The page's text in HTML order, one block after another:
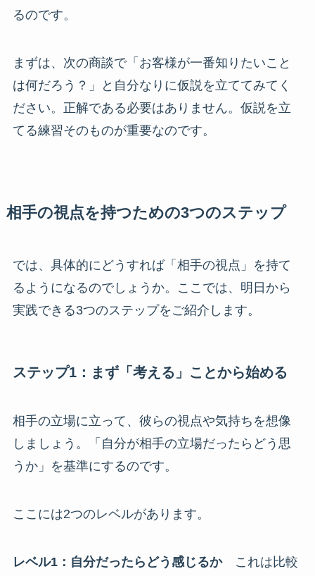
るのです。
まずは、次の商談で「お客様が一番知りたいこと
は何だろう？」と自分なりに仮説を立ててみてく
ださい。正解である必要はありません。仮説を立
てる練習そのものが重要なのです。
相手の視点を持つための3つのステップ
では、具体的にどうすれば「相手の視点」を持て
るようになるのでしょうか。ここでは、明日から
実践できる3つのステップをご紹介します。
ステップ1：まず「考える」ことから始める
相手の立場に立って、彼らの視点や気持ちを想像
しましょう。「自分が相手の立場だったらどう思
うか」を基準にするのです。
ここには2つのレベルがあります。
レベル1：自分だったらどう感じるかこれは比較